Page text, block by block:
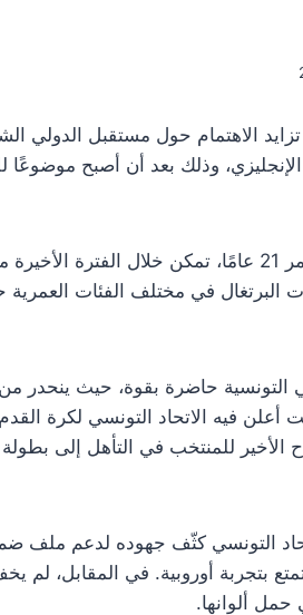
تزايد الاهتمام حول مستقبل
وذلك بعد أن أصبح موضوعًا
يوسف الشرميطي، البالغ من العمر 21 عامًا،
حاضرة بقوة، حيث ينحدر
أعلن فيه الاتحاد التونسي لكرة
الأخير للمنتخب في التأهل إلى
التونسي كثّف جهوده لدعم ملف ضم
بتجربة أوروبية. في المقابل، لم يخفِ
حمل ألوانها.